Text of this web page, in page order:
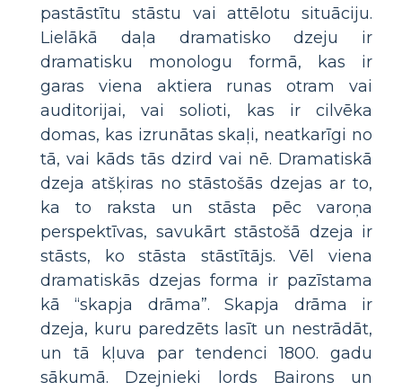
pastāstītu stāstu vai attēlotu situāciju.
Lielākā daļa dramatisko dzeju ir
dramatisku monologu formā, kas ir
garas viena aktiera runas otram vai
auditorijai, vai solioti, kas ir cilvēka
domas, kas izrunātas skaļi, neatkarīgi no
tā, vai kāds tās dzird vai nē. Dramatiskā
dzeja atšķiras no stāstošās dzejas ar to,
ka to raksta un stāsta pēc varoņa
perspektīvas, savukārt stāstošā dzeja ir
stāsts, ko stāsta stāstītājs. Vēl viena
dramatiskās dzejas forma ir pazīstama
kā “skapja drāma”. Skapja drāma ir
dzeja, kuru paredzēts lasīt un nestrādāt,
un tā kļuva par tendenci 1800. gadu
sākumā. Dzejnieki lords Bairons un